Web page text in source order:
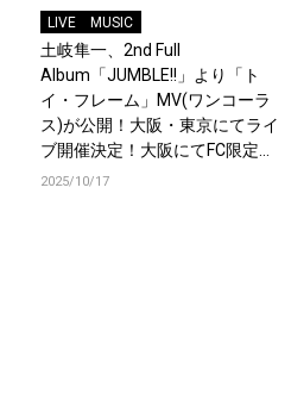
LIVE MUSIC
土岐隼一、2nd Full
Album「JUMBLE!!」より「ト
イ・フレーム」MV(ワンコーラ
ス)が公開！大阪・東京にてライ
ブ開催決定！大阪にてFC限定ツ
アー＆イベントの開催も決定！
2025/10/17